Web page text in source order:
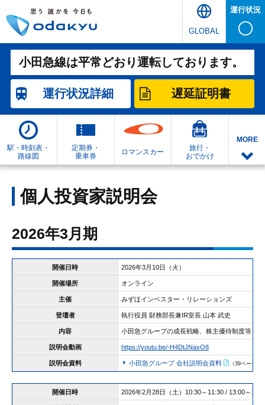
GLOBAL
運行状況
小田急線は平常どおり運転しております。
運行状況詳細 遅延証明書
駅・時刻表・
路線図
定期券・
乗車券
ロマンスカー
旅行・
おでかけ
MORE
個人投資家説明会
2026年3月期
開催日時 2026年3月10日（火）
開催場所 オンライン
主催 みずほインベスター・リレーションズ
登壇者 執行役員 財務部長兼IR室長 山本 武史
内容 小田急グループの成長戦略、株主優待制度等
説明会動画 https://youtu.be/-H4DtJNaxO8
説明会資料 小田急グループ 会社説明会資料 （39ページ/
開催日時 2026年2月28日（土）10:30～11:30 / 13:00～